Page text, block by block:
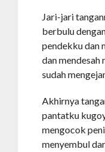
Jari-jari
berbulu
pendekku dan
dan mendesah
sudah
Akhirnya
pantatku
mengocok
menyembul